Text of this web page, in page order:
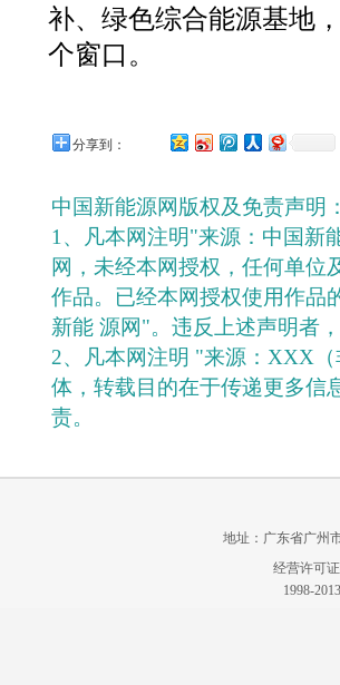
补、绿色综合能源基地
个窗口。
分享到：
中国新能源网版权及免责声明：
1、凡本网注明"来源：中国新
网，未经本网授权，任何单位
作品。已经本网授权使用作品
新能 源网"。违反上述声明者
2、凡本网注明 "来源：XXX
体，转载目的在于传递更多信
责。
地址：广东省广州
经营许可
1998-